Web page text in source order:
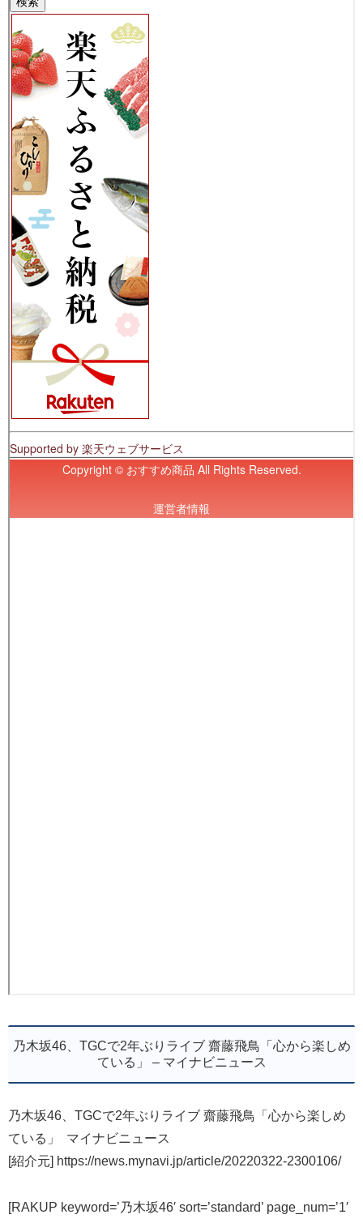
乃木坂46、TGCで2年ぶりライブ 齋藤飛鳥「心から楽しめ
ている」 – マイナビニュース
乃木坂46、TGCで2年ぶりライブ 齋藤飛鳥「心から楽しめ
ている」 マイナビニュース
[紹介元] https://news.mynavi.jp/article/20220322-2300106/
[RAKUP keyword=’乃木坂46′ sort=’standard’ page_num=’1′